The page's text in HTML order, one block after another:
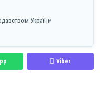
України
Viber